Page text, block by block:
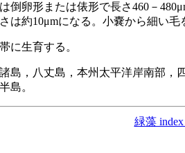
倒卵形または俵形で長さ460－
は約10μmになる。小嚢から細い毛
に生育する。
島，八丈島，本州太平洋岸南部，
島。
緑藻